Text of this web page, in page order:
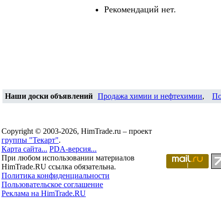
Рекомендаций нет.
Наши доски объявлений Продажа химии и нефтехимии,
Copyright © 2003-2026, HimTrade.ru – проект
группы "Текарт".
Карта сайта... PDA-версия...
При любом использовании материалов
HimTrade.RU ссылка обязательна.
Политика конфиденциальности
Пользовательское соглашение
Реклама на HimTrade.RU